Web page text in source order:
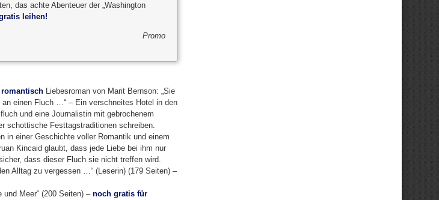
das achte Abenteuer der „Washington
leihen!
Promo
Liebesroman von Marit Bernson: „Sie
einen Fluch …“ – Ein verschneites Hotel in den
und eine Journalistin mit gebrochenem
schottische Festtagstraditionen schreiben.
in einer Geschichte voller Romantik und einem
Kincaid glaubt, dass jede Liebe bei ihm nur
dass dieser Fluch sie nicht treffen wird.
Alltag zu vergessen …“ (Leserin) (179 Seiten) –
Meer“ (200 Seiten) –noch gratis für